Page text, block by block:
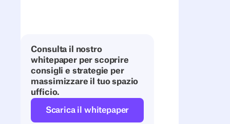
Consulta il nostro
whitepaper per scoprire
consigli e strategie per
massimizzare il tuo spazio
ufficio.
Scarica il whitepaper